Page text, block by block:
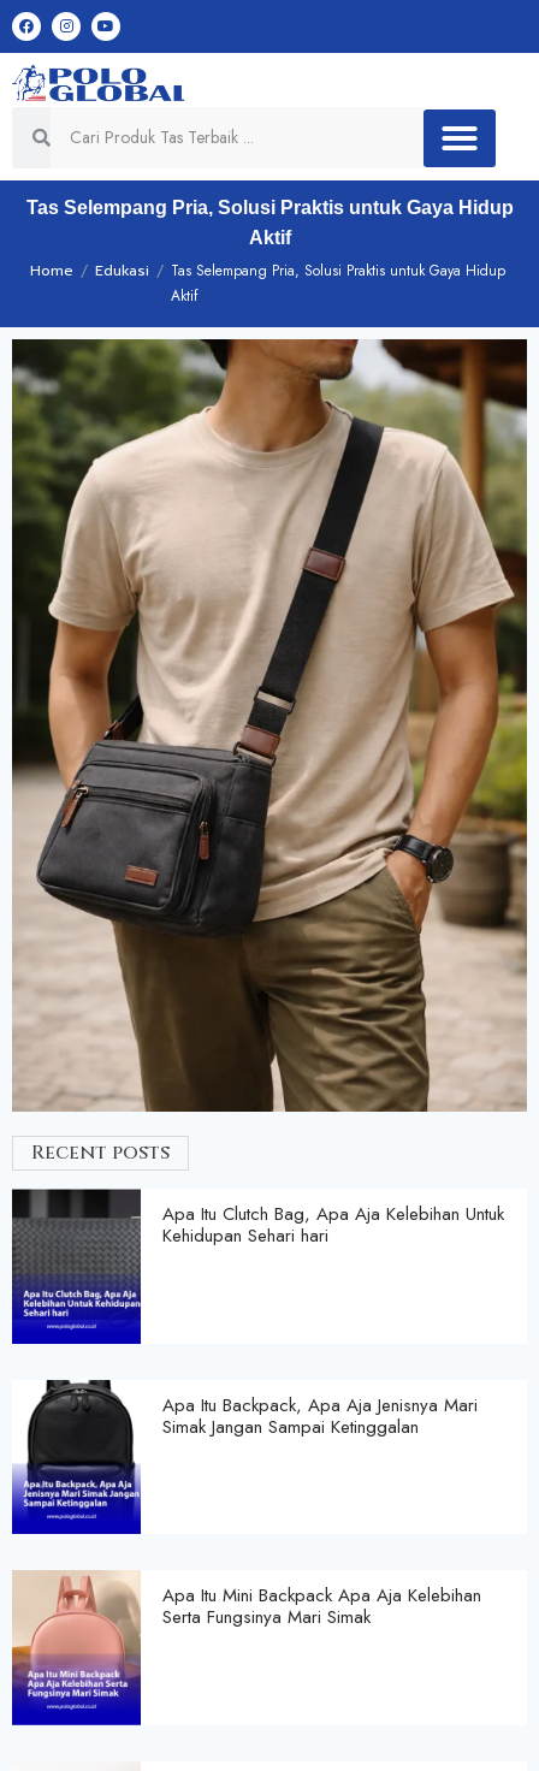
Tas Selempang Pria, Solusi Praktis untuk Gaya Hidup
Aktif
Home / Edukasi / Tas Selempang Pria, Solusi Praktis untuk Gaya Hidup
Aktif
Recent posts
Apa Itu Clutch Bag, Apa Aja Kelebihan Untuk
Kehidupan Sehari hari
Apa Itu Backpack, Apa Aja Jenisnya Mari
Simak Jangan Sampai Ketinggalan
Apa Itu Mini Backpack Apa Aja Kelebihan
Serta Fungsinya Mari Simak